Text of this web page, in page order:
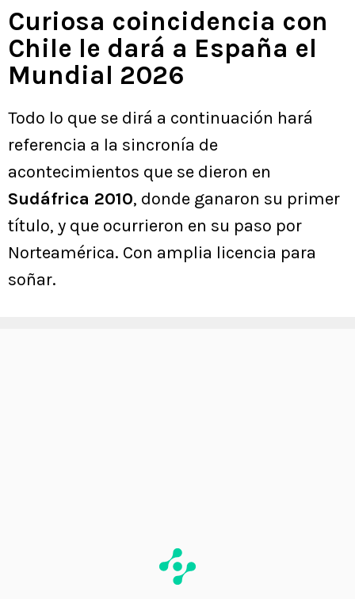
Curiosa coincidencia con
Chile le dará a España el
Mundial 2026
Todo lo que se dirá a continuación hará
referencia a la sincronía de
acontecimientos que se dieron en
Sudáfrica 2010, donde ganaron su primer
título, y que ocurrieron en su paso por
Norteamérica. Con amplia licencia para
soñar.